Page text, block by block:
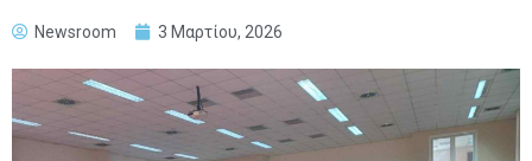
Newsroom 3 Μαρτίου, 2026